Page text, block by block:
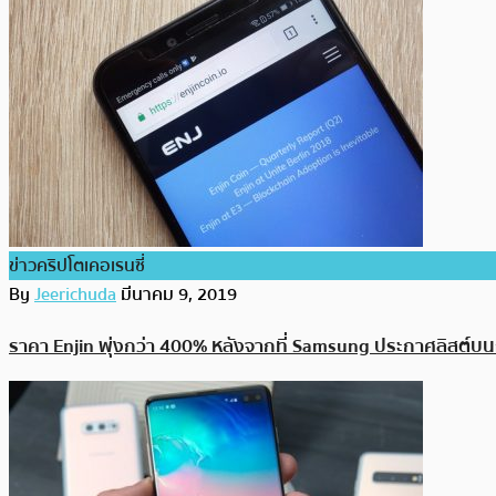
ข่าวคริปโตเคอเรนซี่
ByJeerichudaมีนาคม 9, 2019
ราคา Enjin พุ่งกว่า 400% หลังจากที่ Samsung ประกาศลิสต์บ